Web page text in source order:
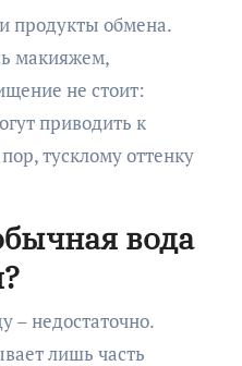
продукты обмена.
макияжем,
не стоит:
приводить к
тусклому оттенку
вода
– недостаточно.
лишь часть